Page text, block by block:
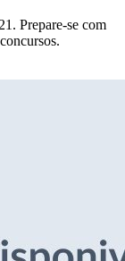
Prepare-se com